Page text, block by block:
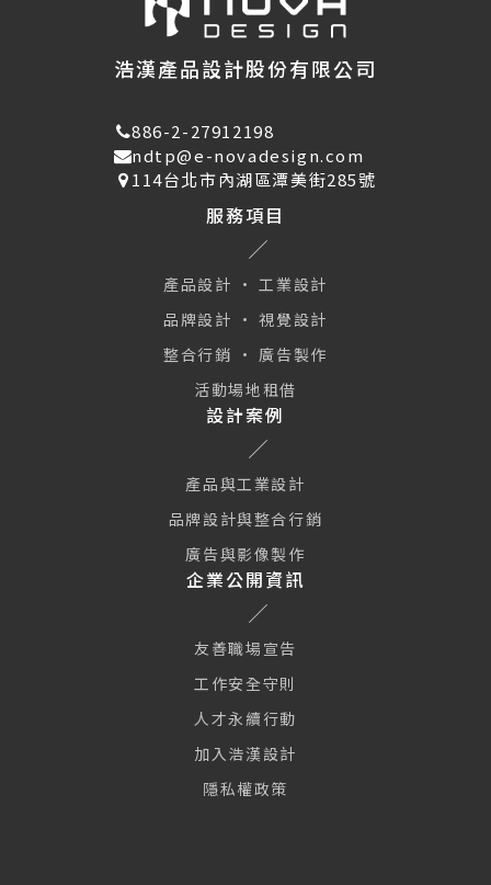
浩漢產品設計股份有限公司
886-2-27912198
ndtp@e-novadesign.com
114台北市內湖區潭美街285號
服務項目
產品設計 · 工業設計
品牌設計 · 視覺設計
整合行銷 · 廣告製作
活動場地租借
設計案例
產品與工業設計
品牌設計與整合行銷
廣告與影像製作
企業公開資訊
友善職場宣告
工作安全守則
人才永續行動
加入浩漢設計
隱私權政策